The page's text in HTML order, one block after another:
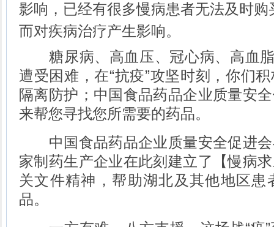
影响，已经有很多慢病患者无法及时
而对疾病治疗产生影响。
糖尿病、高血压、冠心病、高血脂
遭受困难，在“抗疫”攻坚时刻，你们
隔离防护；中国食品药品企业质量安
来帮您寻找您所需要的药品。
中国食品药品企业质量安全促进会
家制药生产企业在此刻建立了【慢病
关文件精神，帮助湖北及其他地区患
品。